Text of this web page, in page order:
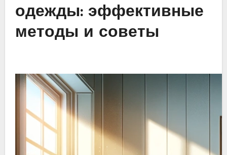
одежды: эффективные
методы и советы